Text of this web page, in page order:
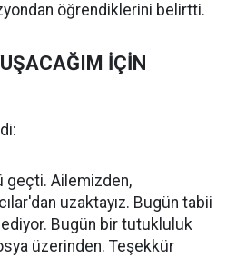
öğrendiklerini belirtti.
İÇİN
geçti. Ailemizden,
uzaktayız. Bugün tabii
ediyor. Bugün bir tutukluluk
üzerinden. Teşekkür